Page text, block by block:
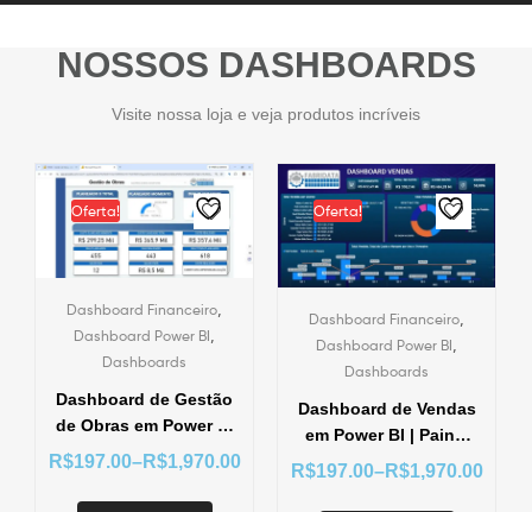
NOSSOS DASHBOARDS
Visite nossa loja e veja produtos incríveis
Oferta!
Dashboard Financeiro
Dashboard Power BI
Dashboards
Dashboard de Gestão
de Obras em Power BI
| Painel Profissional
e Construção
R$197.00–R$1,970.00
Oferta!
Dashboard Financeiro
Dashboard Power BI
Dashboards
Dashboard de Vendas
em Power BI | Painel
Profissional para
Gestão Comercial
R$197.00–R$1,970.00